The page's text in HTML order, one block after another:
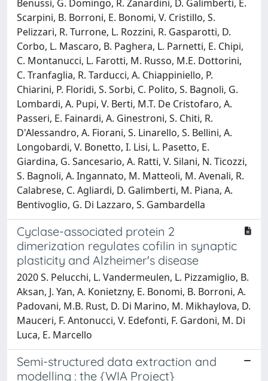
Benussi, G. Domingo, R. Zanardini, D. Galimberti, E.
Scarpini, B. Borroni, E. Bonomi, V. Cristillo, S.
Pelizzari, R. Turrone, L. Rozzini, R. Gasparotti, D.
Corbo, L. Mascaro, B. Paghera, L. Parnetti, E. Chipi,
C. Montanucci, L. Farotti, M. Russo, M.E. Dottorini,
C. Tranfaglia, R. Tarducci, A. Chiappiniello, P.
Chiarini, P. Floridi, S. Sorbi, C. Polito, S. Bagnoli, G.
Lombardi, A. Pupi, V. Berti, M.T. De Cristofaro, A.
Passeri, E. Fainardi, A. Ginestroni, S. Chiti, R.
D'Alessandro, A. Fiorani, S. Linarello, S. Bellini, A.
Longobardi, V. Bonetto, I. Lisi, L. Pasetto, E.
Giardina, G. Sancesario, A. Ratti, V. Silani, N. Ticozzi,
S. Bagnoli, A. Ingannato, M. Matteoli, M. Avenali, R.
Calabrese, C. Agliardi, D. Galimberti, M. Piana, A.
Bentivoglio, G. Di Lazzaro, S. Gambardella
Cyclase-associated protein 2
dimerization regulates cofilin in synaptic
plasticity and Alzheimer's disease
2020 S. Pelucchi, L. Vandermeulen, L. Pizzamiglio, B.
Aksan, J. Yan, A. Konietzny, E. Bonomi, B. Borroni, A.
Padovani, M.B. Rust, D. Di Marino, M. Mikhaylova, D.
Mauceri, F. Antonucci, V. Edefonti, F. Gardoni, M. Di
Luca, E. Marcello
Semi-structured data extraction and
modelling : the {WIA Project}